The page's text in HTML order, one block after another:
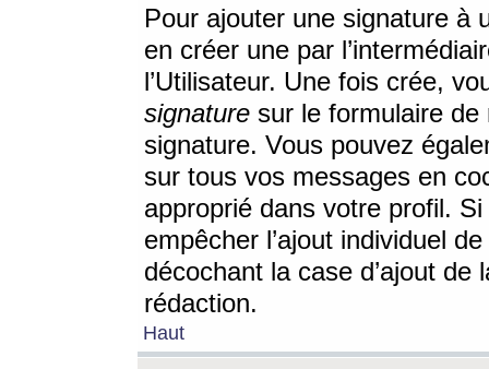
Pour ajouter une signature à
en créer une par
l’Utilisateur. Une fois crée,
signature sur le formulaire de
signature. Vous pouvez
sur tous vos messages en
approprié dans votre profil.
empêcher l’ajout individuel
décochant la case d’ajout
rédaction.
Haut